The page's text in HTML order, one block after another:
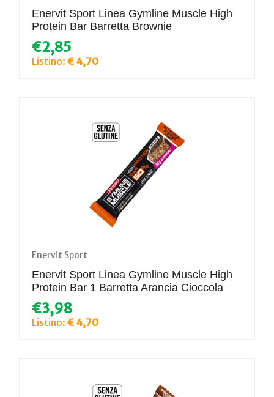
Enervit Sport Linea Gymline Muscle High
Protein Bar Barretta Brownie
€2,85
Listino: € 4,70
Enervit Sport
Enervit Sport Linea Gymline Muscle High
Protein Bar 1 Barretta Arancia Cioccola
€3,98
Listino: € 4,70